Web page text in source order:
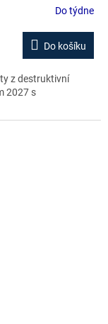
Do týdne
Do košíku
z destruktivní
2027 s